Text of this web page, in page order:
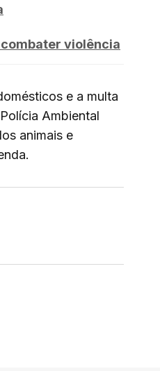
violência
e a multa
Ambiental
animais e